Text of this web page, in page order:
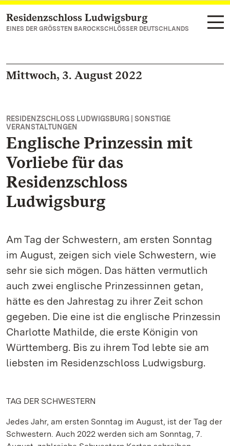
Zum Hauptinhalt springen
Residenzschloss Ludwigsburg
EINES DER GRÖSSTEN BAROCKSCHLÖSSER DEUTSCHLANDS
Mittwoch, 3. August 2022
RESIDENZSCHLOSS LUDWIGSBURG | SONSTIGE
VERANSTALTUNGEN
Englische Prinzessin mit
Vorliebe für das
Residenzschloss
Ludwigsburg
Am Tag der Schwestern, am ersten Sonntag
im August, zeigen sich viele Schwestern, wie
sehr sie sich mögen. Das hätten vermutlich
auch zwei englische Prinzessinnen getan,
hätte es den Jahrestag zu ihrer Zeit schon
gegeben. Die eine ist die englische Prinzessin
Charlotte Mathilde, die erste Königin von
Württemberg. Bis zu ihrem Tod lebte sie am
liebsten im Residenzschloss Ludwigsburg.
TAG DER SCHWESTERN
Jedes Jahr, am ersten Sonntag im August, ist der Tag der
Schwestern. Auch 2022 werden sich am Sonntag, 7.